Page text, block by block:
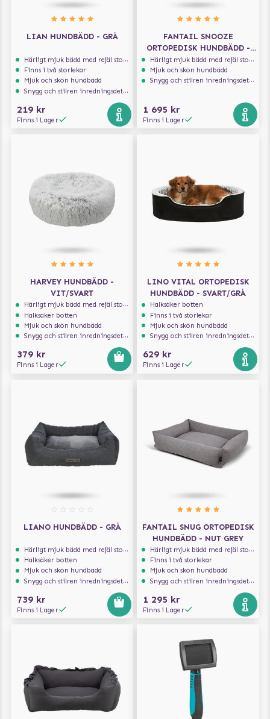
LIAN HUNDBÄDD - GRÅ
Härligt mjuk bädd med rejäl stoppning som håller formen
Finns i två storlekar
Mjuk och skön hundbädd
Snygg och stilren inredningsdetalj
219 kr
Finns i Lager
FANTAIL SNOOZE
ORTOPEDISK HUNDBÄDD -
NUT GREY
Härligt mjuk bädd med rejäl stoppning som håller formen
Mjuk och skön hundbädd
Snygg och stilren inredningsdetalj
1 695 kr
Finns i Lager
HARVEY HUNDBÄDD -
VIT/SVART
Härligt mjuk bädd med rejäl stoppning som håller formen
Halksäker botten
Mjuk och skön hundbädd
Snygg och stilren inredningsdetalj
379 kr
Finns i Lager
LINO VITAL ORTOPEDISK
HUNDBÄDD - SVART/GRÅ
Halksäker botten
Finns i två storlekar
Mjuk och skön hundbädd
Snygg och stilren inredningsdetalj
629 kr
Finns i Lager
LIANO HUNDBÄDD - GRÅ
Härligt mjuk bädd med rejäl stoppning som håller formen
Halksäker botten
Mjuk och skön hundbädd
Snygg och stilren inredningsdetalj
739 kr
Finns i Lager
FANTAIL SNUG ORTOPEDISK
HUNDBÄDD - NUT GREY
Härligt mjuk bädd med rejäl stoppning som håller formen
Finns i två storlekar
Mjuk och skön hundbädd
Snygg och stilren inredningsdetalj
1 295 kr
Finns i Lager